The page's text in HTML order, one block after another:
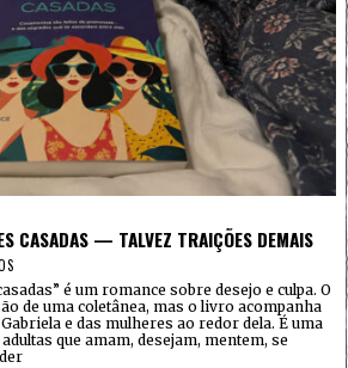
CASADAS — TALVEZ TRAIÇÕES DEMAIS
é um romance sobre desejo e culpa. O
de uma coletânea, mas o livro acompanha
e das mulheres ao redor dela. É uma
que amam, desejam, mentem, se